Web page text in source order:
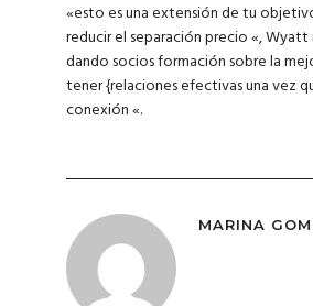
«esto es una extensión de tu
reducir el separación precio «,
dando socios formación sobre la
tener {relaciones efectivas una vez
conexión «.
MARINA